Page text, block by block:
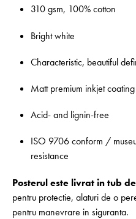
310 gsm, 100% cotton
Bright white
Characteristic, beautiful
Matt premium inkjet
Acid- and lignin-free
ISO 9706 conform /
resistance
Posterul este livrat in tub
pentru protectie, alaturi de o
pentru manevrare in siguranta.